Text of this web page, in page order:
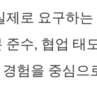
로 요구하
준수, 협업 태
험을 중심으